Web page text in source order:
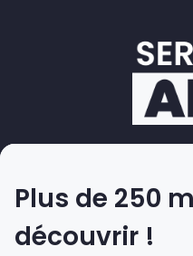
Plus de 250
découvrir !